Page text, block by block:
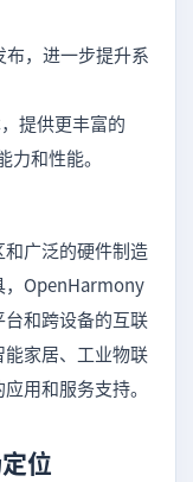
布，进一步提升系
提供更丰富的
和性能。
广泛的硬件制造
，OpenHarmony
和跨设备的互联
家居、工业物联
用和服务支持。
位